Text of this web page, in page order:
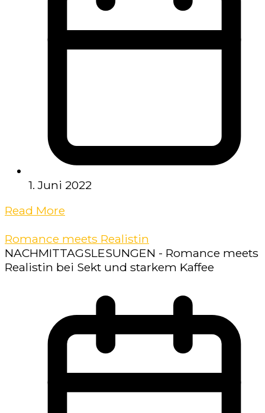
1. Juni 2022
Read More
Romance meets Realistin
NACHMITTAGSLESUNGEN - Romance meets
Realistin bei Sekt und starkem Kaffee